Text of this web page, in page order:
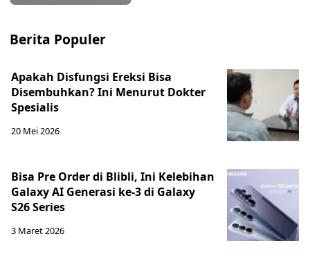
Berita Populer
Apakah Disfungsi Ereksi Bisa
Disembuhkan? Ini Menurut Dokter
Spesialis
20 Mei 2026
Bisa Pre Order di Blibli, Ini Kelebihan
Galaxy AI Generasi ke-3 di Galaxy
S26 Series
3 Maret 2026